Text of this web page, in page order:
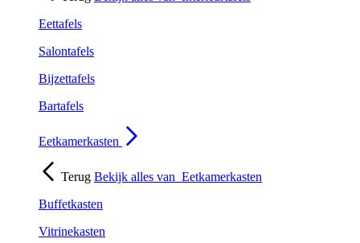
Eettafels
Salontafels
Bijzettafels
Bartafels
Eetkamerkasten
Terug Bekijk alles van Eetkamerkasten
Buffetkasten
Vitrinekasten